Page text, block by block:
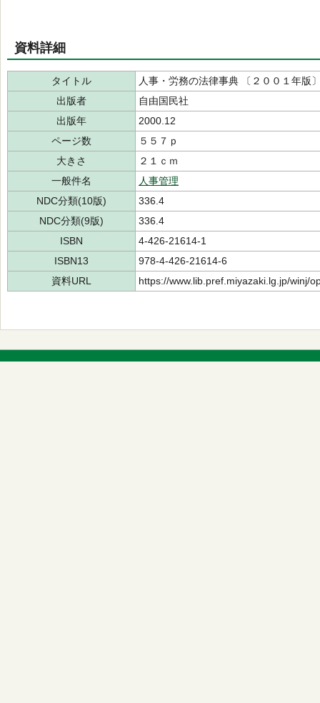
資料詳細
タイトル
人事・労務の法律事典 〔２００１年版
出版者
自由国民社
出版年
2000.12
ページ数
５５７ｐ
大きさ
２１ｃｍ
一般件名
人事管理
NDC分類(10版)
336.4
NDC分類(9版)
336.4
ISBN
4-426-21614-1
ISBN13
978-4-426-21614-6
資料URL
https://www.lib.pref.miyazaki.lg.jp/winj/